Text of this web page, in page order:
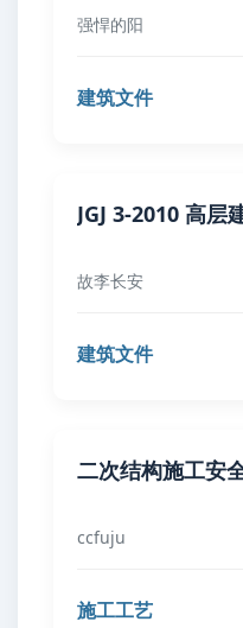
强悍的阳
建筑文件
JGJ 3-2010 高层
故李长安
建筑文件
二次结构施工安
ccfuju
施工工艺